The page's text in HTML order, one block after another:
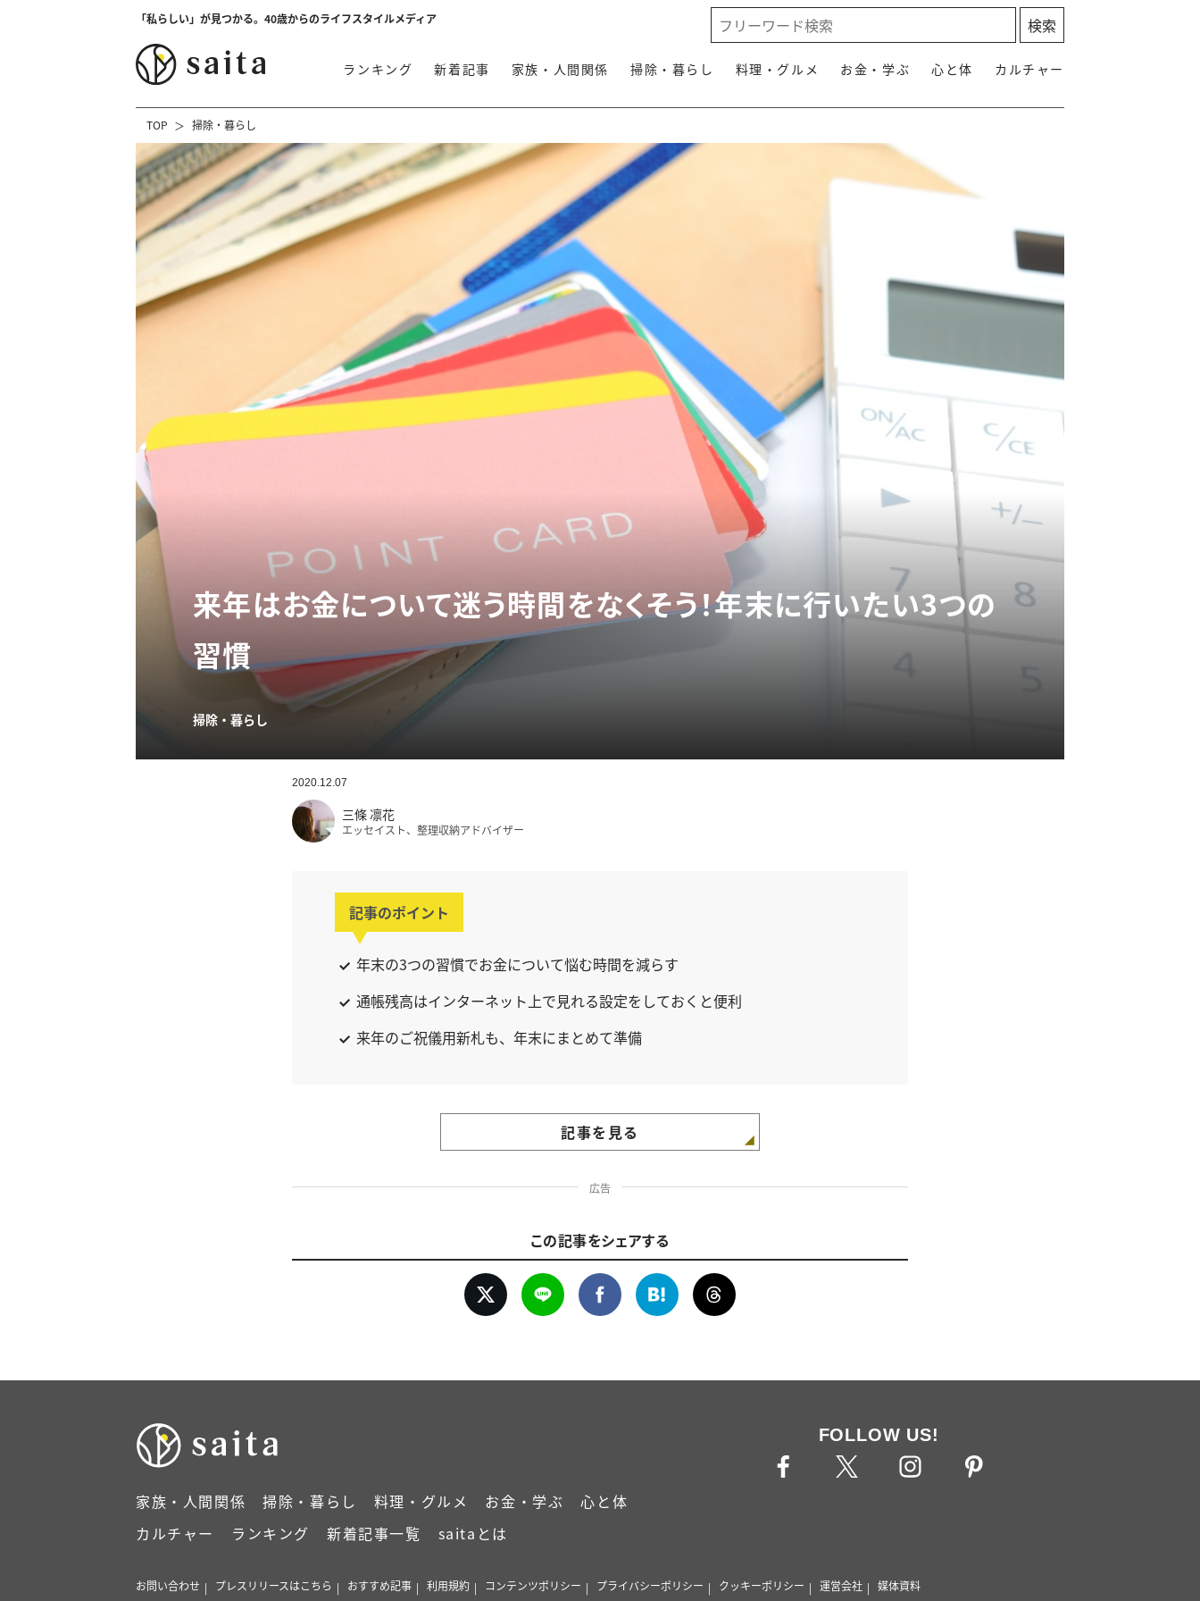
「私らしい」が見つかる。40歳からのライフスタイルメディア
ランキング 新着記事 家族・人間関係 掃除・暮らし 料理・グルメ お金・学ぶ 心と体 カルチャー
TOP 掃除・暮らし
来年はお金について迷う時間をなくそう！年末に行いたい3つの
習慣
掃除・暮らし
2020.12.07
三條 凛花
エッセイスト、整理収納アドバイザー
記事のポイント
年末の3つの習慣でお金について悩む時間を減らす
通帳残高はインターネット上で見れる設定をしておくと便利
来年のご祝儀用新札も、年末にまとめて準備
記事を見る
広告
この記事をシェアする
家族・人間関係 掃除・暮らし 料理・グルメ お金・学ぶ
心と体
カルチャー
ランキング 新着記事一覧 saitaとは
FOLLOW US!
お問い合わせ プレスリリースはこちら おすすめ記事 利用規約 コンテンツポリシー プライバシーポリシー クッキーポリシー 運営会社 媒体資料